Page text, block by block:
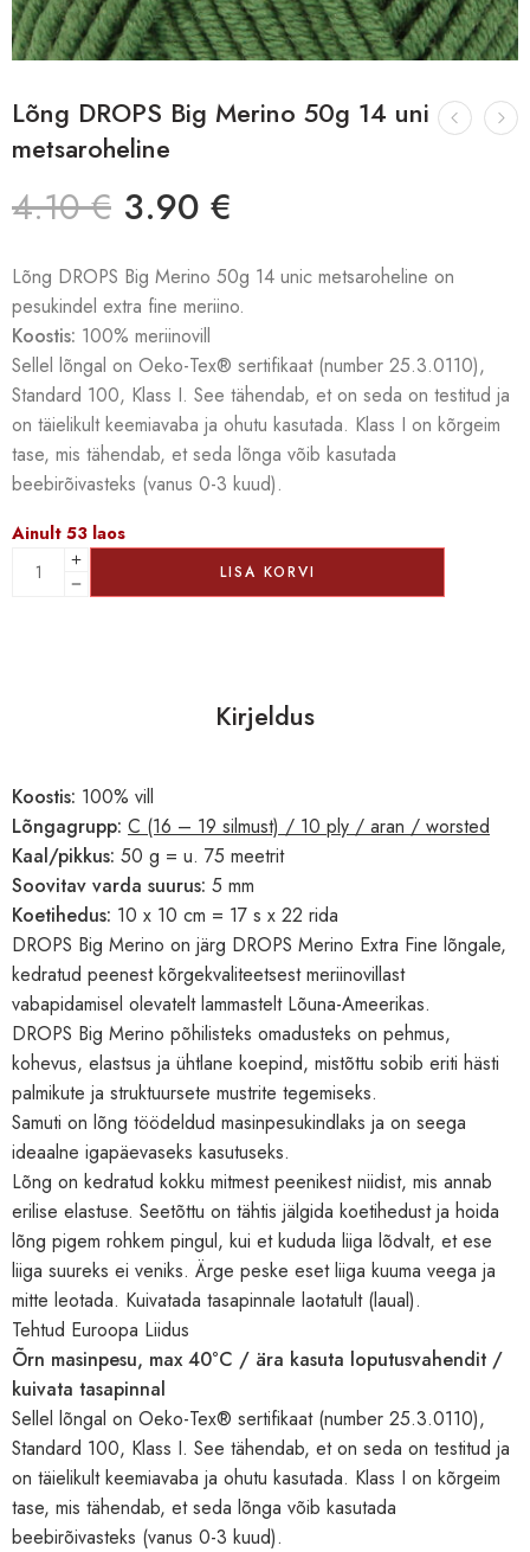
Lõng DROPS Big Merino 50g 14 uni
metsaroheline
4.10€ 3.90 €
Lõng DROPS Big Merino 50g 14 unic metsaroheline on
pesukindel extra fine meriino.
Koostis: 100% meriinovill
Sellel lõngal on Oeko-Tex® sertifikaat (number 25.3.0110),
Standard 100, Klass I. See tähendab, et on seda on testitud ja
on täielikult keemiavaba ja ohutu kasutada. Klass I on kõrgeim
tase, mis tähendab, et seda lõnga võib kasutada
beebirõivasteks (vanus 0-3 kuud).
Ainult 53 laos
LISA KORVI
Kirjeldus
Koostis: 100% vill
Lõngagrupp: C (16 – 19 silmust) / 10 ply / aran / worsted
Kaal/pikkus: 50 g = u. 75 meetrit
Soovitav varda suurus: 5 mm
Koetihedus: 10 x 10 cm = 17 s x 22 rida
DROPS Big Merino on järg DROPS Merino Extra Fine lõngale,
kedratud peenest kõrgekvaliteetsest meriinovillast
vabapidamisel olevatelt lammastelt Lõuna-Ameerikas.
DROPS Big Merino põhilisteks omadusteks on pehmus,
kohevus, elastsus ja ühtlane koepind, mistõttu sobib eriti hästi
palmikute ja struktuursete mustrite tegemiseks.
Samuti on lõng töödeldud masinpesukindlaks ja on seega
ideaalne igapäevaseks kasutuseks.
Lõng on kedratud kokku mitmest peenikest niidist, mis annab
erilise elastuse. Seetõttu on tähtis jälgida koetihedust ja hoida
lõng pigem rohkem pingul, kui et kududa liiga lõdvalt, et ese
liiga suureks ei veniks. Ärge peske eset liiga kuuma veega ja
mitte leotada. Kuivatada tasapinnale laotatult (laual).
Tehtud Euroopa Liidus
Õrn masinpesu, max 40°C / ära kasuta loputusvahendit /
kuivata tasapinnal
Sellel lõngal on Oeko-Tex® sertifikaat (number 25.3.0110),
Standard 100, Klass I. See tähendab, et on seda on testitud ja
on täielikult keemiavaba ja ohutu kasutada. Klass I on kõrgeim
tase, mis tähendab, et seda lõnga võib kasutada
beebirõivasteks (vanus 0-3 kuud).